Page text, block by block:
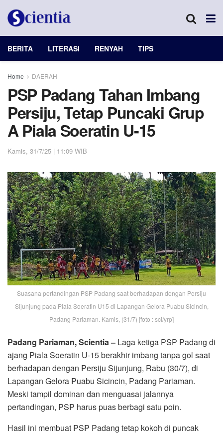
BERITA LITERASI RENYAH TIPS
Home DAERAH
PSP Padang Tahan Imbang
Persiju, Tetap Puncaki Grup
A Piala Soeratin U-15
Kamis, 31/7/25 | 11:09 WIB
Suasana pertandingan PSP Padang saat berhadapan dengan Persiju
Sijunjung pada Piala Soeratin U15 di Lapangan Gelora Puabu Sicincin,
Padang Pariaman. Kamis, (31/7) [foto : sci/yrp]
Padang Pariaman, Scientia – Laga ketiga PSP Padang di
ajang Piala Soeratin U-15 berakhir imbang tanpa gol saat
berhadapan dengan Persiju Sijunjung, Rabu (30/7), di
Lapangan Gelora Puabu Sicincin, Padang Pariaman.
Meski tampil dominan dan menguasai jalannya
pertandingan, PSP harus puas berbagi satu poin.
Hasil ini membuat PSP Padang tetap kokoh di puncak